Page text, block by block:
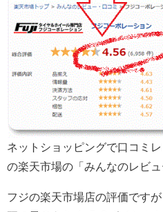
ネットショッピングで口コミ
の楽天市場の「みんなのレビュ
フジの楽天市場店の評価ですが